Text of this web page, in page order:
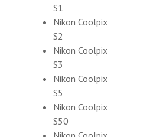
S1
Nikon Coolpix
S2
Nikon Coolpix
S3
Nikon Coolpix
S5
Nikon Coolpix
S50